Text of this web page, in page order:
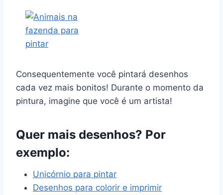
Consequentemente você pintará desenhos
cada vez mais bonitos! Durante o momento da
pintura, imagine que você é um artista!
Quer mais desenhos? Por
exemplo:
Unicórnio para pintar
Desenhos para colorir e imprimir